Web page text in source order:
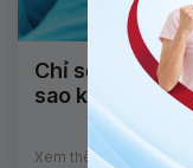
Chỉ số
sao không?
Xem thêm